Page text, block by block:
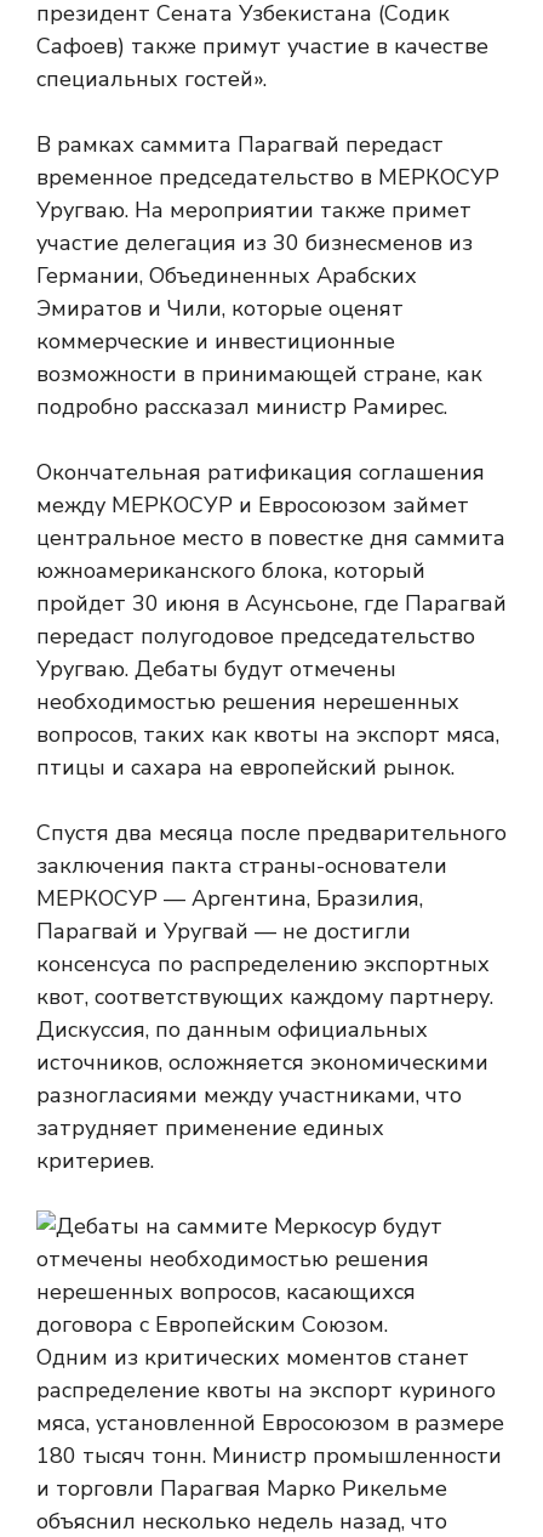
президент Сената Узбекистана (Содик
Сафоев) также примут участие в качестве
специальных гостей».
В рамках саммита Парагвай передаст
временное председательство в МЕРКОСУР
Уругваю. На мероприятии также примет
участие делегация из 30 бизнесменов из
Германии, Объединенных Арабских
Эмиратов и Чили, которые оценят
коммерческие и инвестиционные
возможности в принимающей стране, как
подробно рассказал министр Рамирес.
Окончательная ратификация соглашения
между МЕРКОСУР и Евросоюзом займет
центральное место в повестке дня саммита
южноамериканского блока, который
пройдет 30 июня в Асунсьоне, где Парагвай
передаст полугодовое председательство
Уругваю. Дебаты будут отмечены
необходимостью решения нерешенных
вопросов, таких как квоты на экспорт мяса,
птицы и сахара на европейский рынок.
Спустя два месяца после предварительного
заключения пакта страны-основатели
МЕРКОСУР — Аргентина, Бразилия,
Парагвай и Уругвай — не достигли
консенсуса по распределению экспортных
квот, соответствующих каждому партнеру.
Дискуссия, по данным официальных
источников, осложняется экономическими
разногласиями между участниками, что
затрудняет применение единых
критериев.
Одним из критических моментов станет
распределение квоты на экспорт куриного
мяса, установленной Евросоюзом в размере
180 тысяч тонн. Министр промышленности
и торговли Парагвая Марко Рикельме
объяснил несколько недель назад, что